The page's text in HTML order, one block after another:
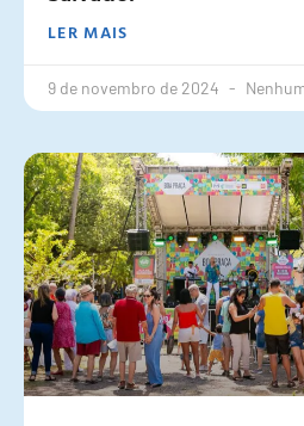
LER MAIS
9 de novembro de 2024